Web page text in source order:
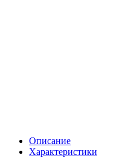
Описание
Характеристики